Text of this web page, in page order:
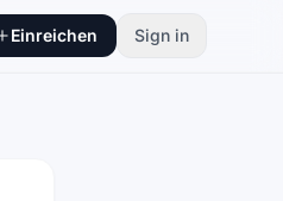
Einreichen Sign in